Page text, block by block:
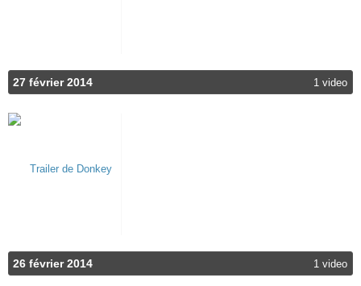
27 février 2014 1 video
26 février 2014 1 video